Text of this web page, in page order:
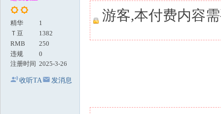
精华
1
Ｔ豆
1382
RMB
250
违规
0
注册时间 2025-3-26
收听TA 发消息
游客,本付费内容